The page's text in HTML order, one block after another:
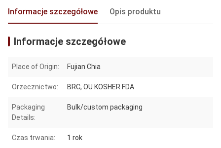
Informacje szczegółowe Opis produktu
Informacje szczegółowe
Place of Origin: Fujian Chia
Orzecznictwo: BRC, OU KOSHER FDA
Packaging
Details:
Bulk/custom packaging
Czas trwania: 1 rok